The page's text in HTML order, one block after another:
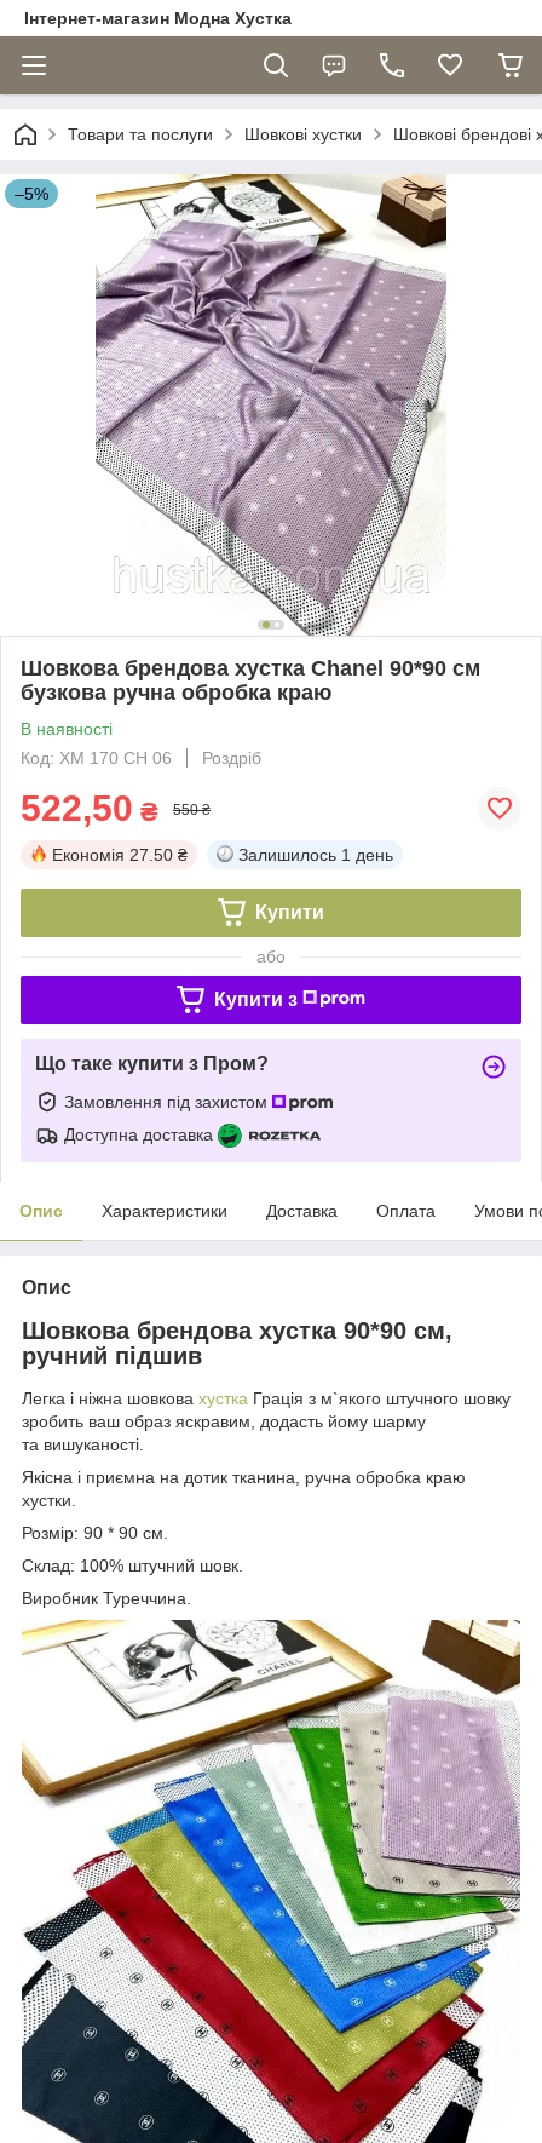
Інтернет-магазин Модна Хустка
Товари та послуги Шовкові хустки Шовкові брендові
–5%
Шовкова брендова хустка Chanel 90*90 см
бузкова ручна обробка краю
В наявності
Код: ХМ 170 СН 06
Роздріб
522,50 ₴ 550 ₴
Економія 27.50 ₴ Залишилось 1 день
Купити
або
Купити з
Що таке купити з Пром?
Замовлення під захистом
Доступна доставка
Опис Характеристики Доставка Оплата Умови
Опис
Шовкова брендова хустка 90*90 см,
ручний підшив
Легка і ніжна шовкова хустка Грація з м`якого штучного шовку
зробить ваш образ яскравим, додасть йому шарму
та вишуканості.
Якісна і приємна на дотик тканина, ручна обробка краю
хустки.
Розмір: 90 * 90 см.
Склад: 100% штучний шовк.
Виробник Туреччина.